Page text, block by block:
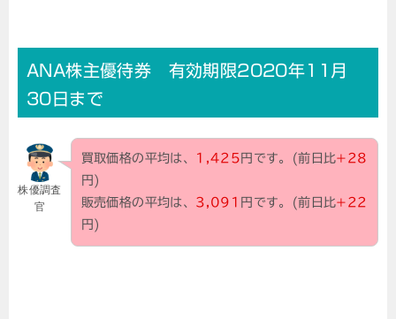
ANA株主優待券 有効期限2020年11月
30日まで
株優調査
官
買取価格の平均は、 1,425 円です。(前日比+28
円)
販売価格の平均は、 3,091 円です。(前日比+22
円)